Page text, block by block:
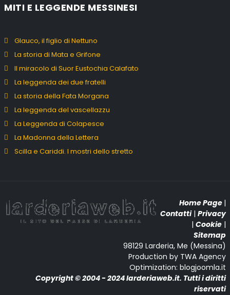
MITI E LEGGENDE MESSINESI
Glauco, il figlio di Nettuno
La storia di Mata e Grifone
Il miracolo di Suor Eustochia Calafato
La leggenda dei due fratelli
La storia della Fata Morgana
La leggenda del vascellazzu
La Leggenda di Colapesce
La Madonna della Lettera
Scilla e Cariddi. I mostri dello stretto
Home Page |
Contatti| Privacy
| Cookie |
Sitemap
98129 Larderia, Me (Messina)
Production by TWA Agency
Optimization: blogjoomla.it
Copyright © 2004 - 2024 larderiaweb.it. Tutti i diritti
riservati